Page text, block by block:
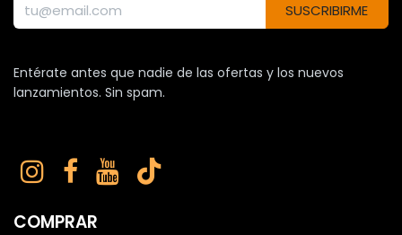
SUSCRIBIRME
Entérate antes que nadie de las ofertas y los nuevos
lanzamientos. Sin spam.
COMPRAR